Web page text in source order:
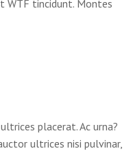
WTF tincidunt. Montes
placerat. Ac urna?
ultrices nisi pulvinar,